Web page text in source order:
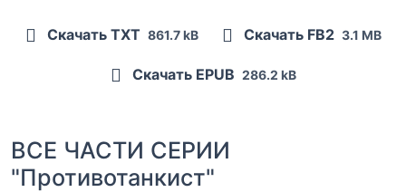
Скачать TXT 861.7 kB Скачать FB2 3.1 MB
Скачать EPUB 286.2 kB
ВСЕ ЧАСТИ СЕРИИ
"Противотанкист"